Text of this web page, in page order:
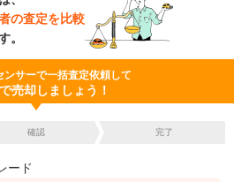
の査定を比較
。
ンサーで一括査定依頼して
売却しましょう！
確認 完了
ード